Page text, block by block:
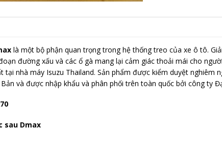
là một bộ phận quan trọng trong hệ thống treo của xe ô tô.
đường xấu và các ổ gà mang lại cảm giác thoải mái cho
tại nhà máy Isuzu Thailand. Sản phẩm được kiểm duyệt nghiêm
và được nhập khẩu và phân phối trên toàn quốc bởi công ty
sau Dmax